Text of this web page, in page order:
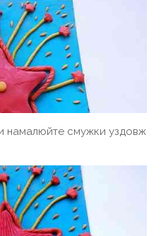
намалюйте смужки уздовж